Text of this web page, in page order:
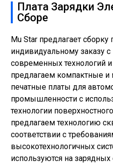
Плата Зарядки
Сборе
Mu Star предлагает сборку
индивидуальному заказу
современных технологий
предлагаем компактные
печатные платы для
промышленности с
технологии
предлагаем технологию
соответствии с
высокотехнологичных
используются на зарядных